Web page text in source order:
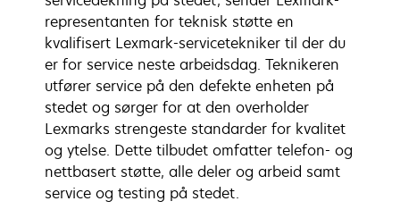
representanten for teknisk støtte en
kvalifisert Lexmark-servicetekniker til der du
er for service neste arbeidsdag. Teknikeren
utfører service på den defekte enheten på
stedet og sørger for at den overholder
Lexmarks strengeste standarder for kvalitet
og ytelse. Dette tilbudet omfatter telefon- og
nettbasert støtte, alle deler og arbeid samt
service og testing på stedet.